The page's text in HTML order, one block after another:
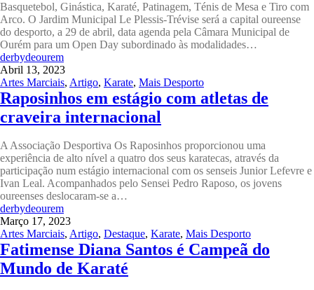
Basquetebol, Ginástica, Karaté, Patinagem, Ténis de Mesa e Tiro com
Arco. O Jardim Municipal Le Plessis-Trévise será a capital oureense
do desporto, a 29 de abril, data agenda pela Câmara Municipal de
Ourém para um Open Day subordinado às modalidades…
derbydeourem
Abril 13, 2023
Artes Marciais, Artigo, Karate, Mais Desporto
Raposinhos em estágio com atletas de
craveira internacional
A Associação Desportiva Os Raposinhos proporcionou uma
experiência de alto nível a quatro dos seus karatecas, através da
participação num estágio internacional com os senseis Junior Lefevre e
Ivan Leal. Acompanhados pelo Sensei Pedro Raposo, os jovens
oureenses deslocaram-se a…
derbydeourem
Março 17, 2023
Artes Marciais, Artigo, Destaque, Karate, Mais Desporto
Fatimense Diana Santos é Campeã do
Mundo de Karaté